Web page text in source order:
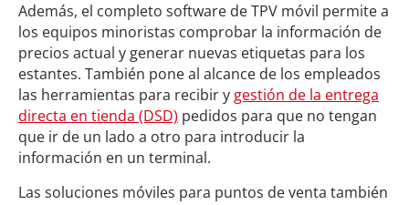
Además, el completo software de TPV móvil permite a
los equipos minoristas comprobar la información de
precios actual y generar nuevas etiquetas para los
estantes. También pone al alcance de los empleados
las herramientas para recibir y gestión de la entrega
directa en tienda (DSD) pedidos para que no tengan
que ir de un lado a otro para introducir la
información en un terminal.
Las soluciones móviles para puntos de venta también